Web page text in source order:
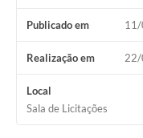
Publicado em 11/
Realização em 22/
Local
Sala de Licitações